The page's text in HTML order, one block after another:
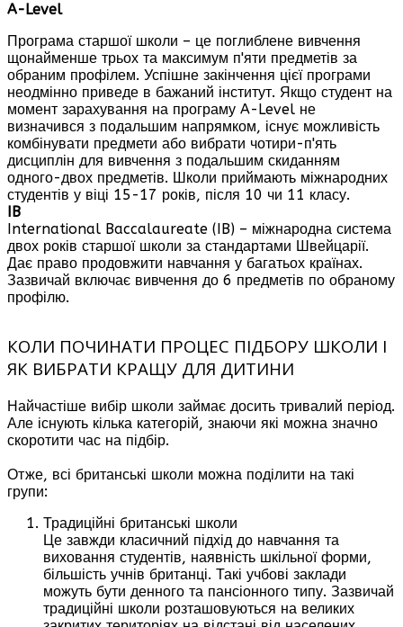
A-Level
Програма старшої школи – це поглиблене вивчення
щонайменше трьох та максимум п'яти предметів за
обраним профілем. Успішне закінчення цієї програми
неодмінно приведе в бажаний інститут. Якщо студент на
момент зарахування на програму A-Level не
визначився з подальшим напрямком, існує можливість
комбінувати предмети або вибрати чотири-п'ять
дисциплін для вивчення з подальшим скиданням
одного-двох предметів. Школи приймають міжнародних
студентів у віці 15-17 років, після 10 чи 11 класу.
IB
International Baccalaureate (IB) – міжнародна система
двох років старшої школи за стандартами Швейцарії.
Дає право продовжити навчання у багатьох країнах.
Зазвичай включає вивчення до 6 предметів по обраному
профілю.
КОЛИ ПОЧИНАТИ ПРОЦЕС ПІДБОРУ ШКОЛИ І
ЯК ВИБРАТИ КРАЩУ ДЛЯ ДИТИНИ
Найчастіше вибір школи займає досить тривалий період.
Але існують кілька категорій, знаючи які можна значно
скоротити час на підбір.
Отже, всі британські школи можна поділити на такі
групи:
Традиційні британські школи
Це завжди класичний підхід до навчання та
виховання студентів, наявність шкільної форми,
більшість учнів британці. Такі учбові заклади
можуть бути денного та пансіонного типу. Зазвичай
традиційні школи розташовуються на великих